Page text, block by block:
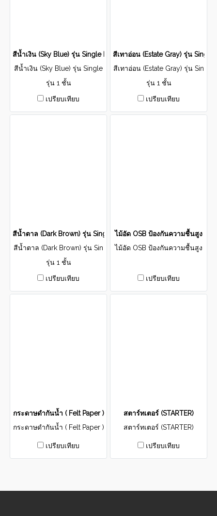
สีน้ำเงิน (Sky Blue) รุ่น Single Layer
สีน้ำเงิน (Sky Blue) รุ่น Single
Layer
รุ่น 1 ชั้น
เปรียบเทียบ
สีเทาอ่อน (Estate Gray) รุ่น Single
สีเทาอ่อน (Estate Gray) รุ่น Sin
gle Layer
รุ่น 1 ชั้น
เปรียบเทียบ
สีน้ำตาล (Dark Brown) รุ่น Single Layer
สีน้ำตาล (Dark Brown) รุ่น Sin
gle Layer
รุ่น 1 ชั้น
เปรียบเทียบ
ไม้อัด OSB ป้องกันความชื้นสูง
ไม้อัด OSB ป้องกันความชื้นสูง
เปรียบเทียบ
กระดาษดำกันน้ำ ( Felt Paper )
กระดาษดำกันน้ำ ( Felt Paper )
เปรียบเทียบ
สตาร์ทเตอร์ (STARTER)​
สตาร์ทเตอร์ (STARTER)​
เปรียบเทียบ